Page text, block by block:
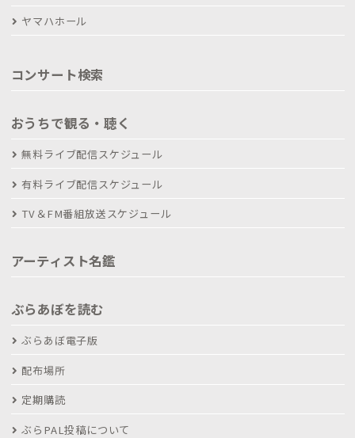
ヤマハホール
コンサート検索
おうちで観る・聴く
無料ライブ配信スケジュール
有料ライブ配信スケジュール
TV＆FM番組放送スケジュール
アーティスト名鑑
ぶらあぼを読む
ぶらあぼ電子版
配布場所
定期購読
ぶらPAL投稿について